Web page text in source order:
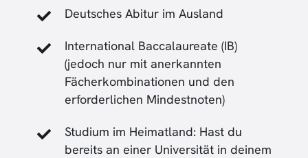
Deutsches Abitur im Ausland
International Baccalaureate (IB)
(jedoch nur mit anerkannten
Fächerkombinationen und den
erforderlichen Mindestnoten)
Studium im Heimatland: Hast du
bereits an einer Universität in deinem